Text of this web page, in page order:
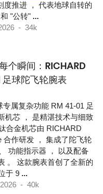
度推进 ， 代表地球自转的
"公转" ...
- 34k
个瞬间：RICHARD
足球陀飞轮腕表
属复杂功能 RM 41-01 足
机芯 ， 是精湛技术与细致
合金机芯由 RICHARD
合作研发 ， 集成了陀飞轮
功能指示器 ， 以及配备
。 这款腕表首创了全新的
于 9 ...
- 40k